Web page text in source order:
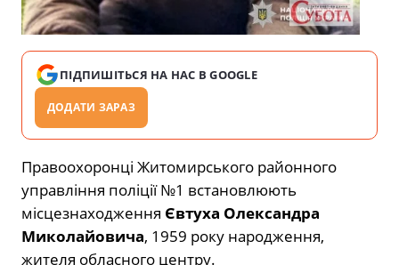
ПІДПИШІТЬСЯ НА НАС В GOOGLE
ДОДАТИ ЗАРАЗ
Правоохоронці Житомирського районного
управління поліції №1 встановлюють
місцезнаходження Євтуха Олександра
Миколайовича, 1959 року народження,
жителя обласного центру.